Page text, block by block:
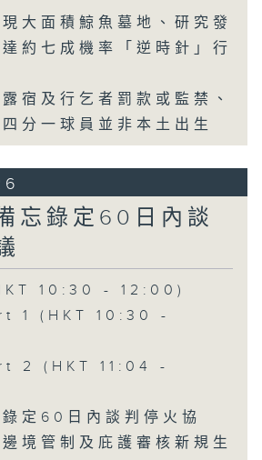
大面積鯨魚墓地、研究發
約七成機率「逆時針」行
宿及行乞者罰款或監禁、
分一球員並非本土出生
忘錄定60日內談
10:30 - 12:00)
1 (HKT 10:30 -
2 (HKT 11:04 -
定60日內談判停火協
境管制及庇護審核新規生